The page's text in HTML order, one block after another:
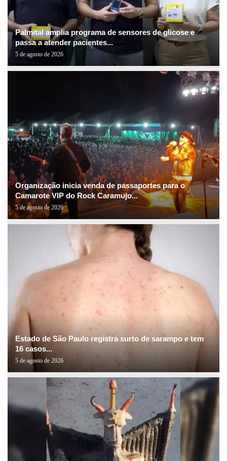
Palmital amplia programa de sensores de glicose e
passa a atender pacientes...
5 de agosto de 2026
Organização inicia venda de passaportes para o
Camarote VIP do Rock Caramujo...
5 de agosto de 2026
Estado de São Paulo registra surto de sarampo e tem
16 casos...
5 de agosto de 2026